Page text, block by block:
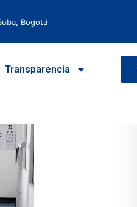
Bogotá
Transparencia